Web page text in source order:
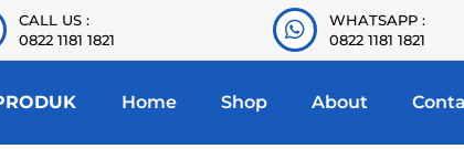
CALL US :
0822 1181 1821
WHATSAPP :
0822 1181 1821
Home Shop About